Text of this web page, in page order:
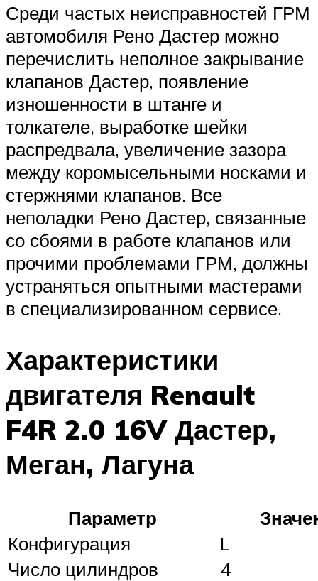
Среди частых неисправностей ГРМ
автомобиля Рено Дастер можно
перечислить неполное закрывание
клапанов Дастер, появление
изношенности в штанге и
толкателе, выработке шейки
распредвала, увеличение зазора
между коромысельными носками и
стержнями клапанов. Все
неполадки Рено Дастер, связанные
со сбоями в работе клапанов или
прочими проблемами ГРМ, должны
устраняться опытными мастерами
в специализированном сервисе.
Характеристики
двигателя Renault
F4R 2.0 16V Дастер,
Меган, Лагуна
Параметр
Конфигурация
L
Число цилиндров
4